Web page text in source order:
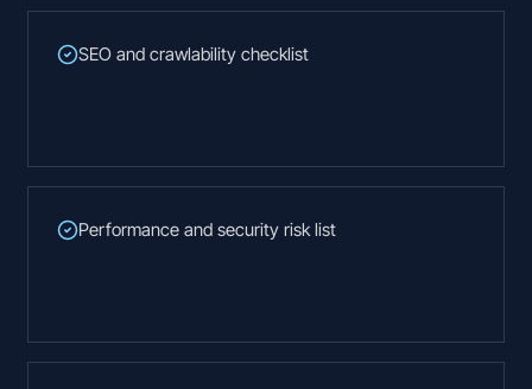
SEO and crawlability checklist
Performance and security risk list